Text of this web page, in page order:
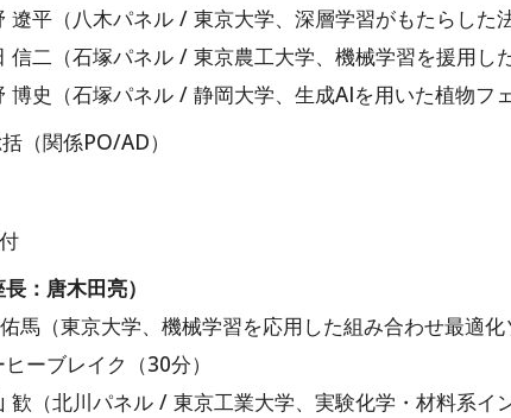
平（八木パネル / 東京大学、深層学習がもたらした
二（石塚パネル / 東京農工大学、機械学習を援用し
史（石塚パネル / 静岡大学、生成AIを用いた植物フ
（関係PO/AD）
：唐木田亮）
馬（東京大学、機械学習を応用した組み合わせ最適化
ーブレイク（30分）
歓（北川パネル / 東京工業大学、実験化学・材料系イ